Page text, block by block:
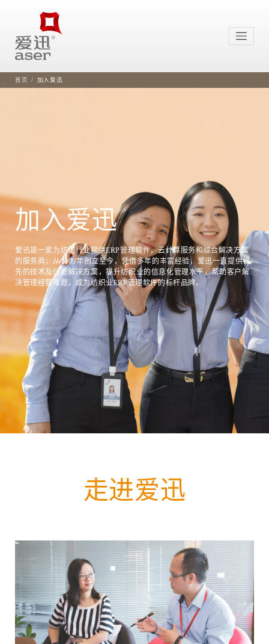
首页 加入爱迅
加入爱迅
爱迅是一家为纺织行业提供ERP管理软件，云计算服务和综合解决方案
的服务商；从2009年创立至今，凭借多年的丰富经验，爱迅一直提供领
先的技术及行业解决方案，提升纺织业的信息化管理水平，帮助客户解
决管理经营难题，成为纺织业ERP管理软件的标杆品牌。
走进爱迅